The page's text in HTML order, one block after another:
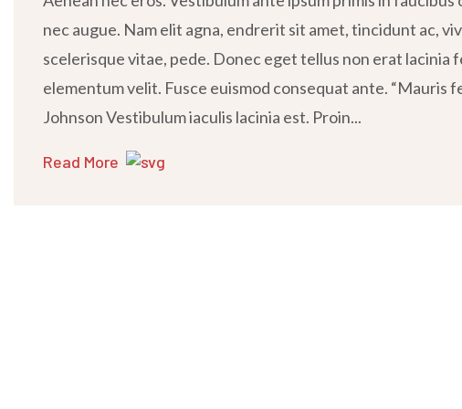
nec augue. Nam elit agna, endrerit sit amet, tincidunt ac,
scelerisque vitae, pede. Donec eget tellus non erat lacinia
elementum velit. Fusce euismod consequat ante. “Mauris
Johnson Vestibulum iaculis lacinia est. Proin...
Read More